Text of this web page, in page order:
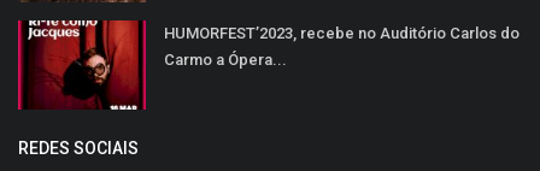
HUMORFEST’2023, recebe no Auditório Carlos do
Carmo a Ópera...
REDES SOCIAIS